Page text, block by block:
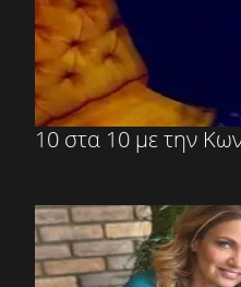
10 στα 10 με την